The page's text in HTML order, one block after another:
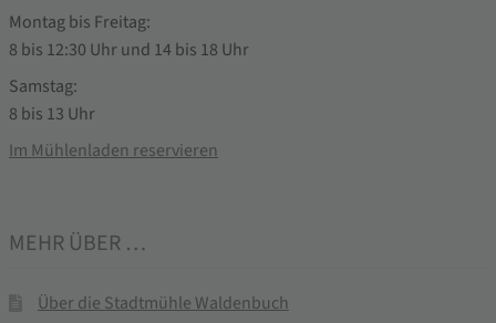
Montag bis Freitag:
8 bis 12:30 Uhr und 14 bis 18 Uhr
Samstag:
8 bis 13 Uhr
Im Mühlenladen reservieren
MEHR ÜBER …
Über die Stadtmühle Waldenbuch